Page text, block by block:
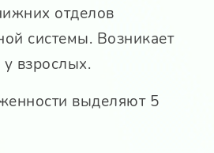
отделов
системы. Возникает
у взрослых.
выделяют 5